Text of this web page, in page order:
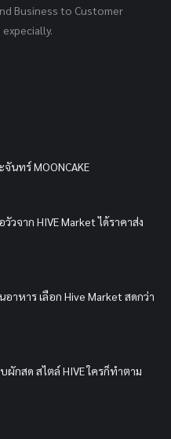
Business to Customer
นทร์ MOONCAKE
วจาก HIVE Market ได้ราคาส่ง
อาหาร เลือก Hive Market สดกว่า
กสด สไตล์ HIVE ใครก็ทำตาม